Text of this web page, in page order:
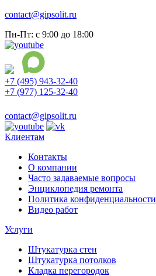
contact@gipsolit.ru
Пн-Пт: с 9:00 до 18:00
+7 (495) 943-32-40
+7 (977) 125-32-40
contact@gipsolit.ru
Клиентам
Контакты
О компании
Часто задаваемые вопросы
Энциклопедия ремонта
Политика конфиденциальности
Видео работ
Услуги
Штукатурка стен
Штукатурка потолков
Кладка перегородок